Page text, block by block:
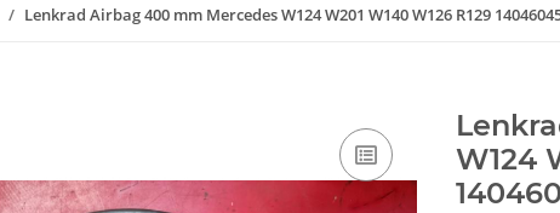
Lenkrad Airbag 400 mm Mercedes W124 W201 W140 W126 R129
W124